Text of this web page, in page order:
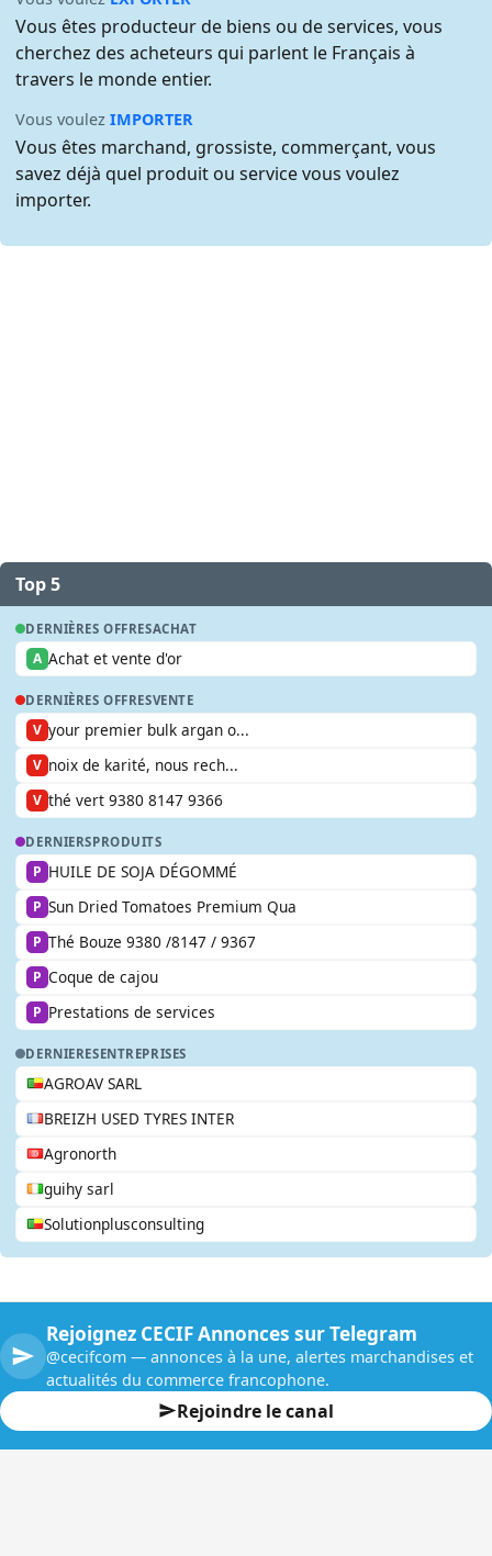
Vous êtes producteur de biens ou de services, vous
cherchez des acheteurs qui parlent le Français à
travers le monde entier.
Vous voulezIMPORTER
Vous êtes marchand, grossiste, commerçant, vous
savez déjà quel produit ou service vous voulez
importer.
Top 5
DERNIÈRES OFFRESACHAT
A Achat et vente d'or
DERNIÈRES OFFRESVENTE
V your premier bulk argan o...
V noix de karité, nous rech...
V thé vert 9380 8147 9366
DERNIERSPRODUITS
P HUILE DE SOJA DÉGOMMÉ
P Sun Dried Tomatoes Premium Qua
P Thé Bouze 9380 /8147 / 9367
P Coque de cajou
P Prestations de services
DERNIERESENTREPRISES
AGROAV SARL
BREIZH USED TYRES INTER
Agronorth
guihy sarl
Solutionplusconsulting
Rejoignez CECIF Annonces sur Telegram
@cecifcom — annonces à la une, alertes marchandises et
actualités du commerce francophone.
Rejoindre le canal